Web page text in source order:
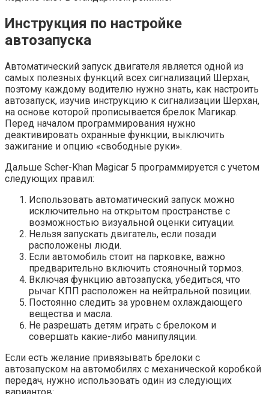
Инструкция по настройке
автозапуска
Автоматический запуск двигателя является одной из
самых полезных функций всех сигнализаций Шерхан,
поэтому каждому водителю нужно знать, как настроить
автозапуск, изучив инструкцию к сигнализации Шерхан,
на основе которой прописывается брелок Магикар.
Перед началом программирования нужно
деактивировать охранные функции, выключить
зажигание и опцию «свободные руки».
Дальше Scher-Khan Magicar 5 программируется с учетом
следующих правил:
Использовать автоматический запуск можно
исключительно на открытом пространстве с
возможностью визуальной оценки ситуации.
Нельзя запускать двигатель, если позади
расположены люди.
Если автомобиль стоит на парковке, важно
предварительно включить стояночный тормоз.
Включая функцию автозапуска, убедиться, что
рычаг КПП расположен на нейтральной позиции.
Постоянно следить за уровнем охлаждающего
вещества и масла.
Не разрешать детям играть с брелоком и
совершать какие-либо манипуляции.
Если есть желание привязывать брелоки с
автозапуском на автомобилях с механической коробкой
передач, нужно использовать один из следующих
вариантов: